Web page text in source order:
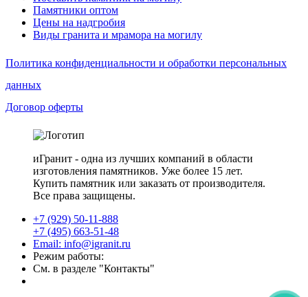
Памятники оптом
Цены на надгробия
Виды гранита и мрамора на могилу
Политика конфиденциальности и обработки персональных
данных
Договор оферты
иГранит - одна из лучших компаний в области
изготовления памятников. Уже более 15 лет.
Купить памятник или заказать от производителя.
Все права защищены.
+7 (929) 50-11-888
+7 (495) 663-51-48
Email: info@igranit.ru
Режим работы:
См. в разделе "Контакты"